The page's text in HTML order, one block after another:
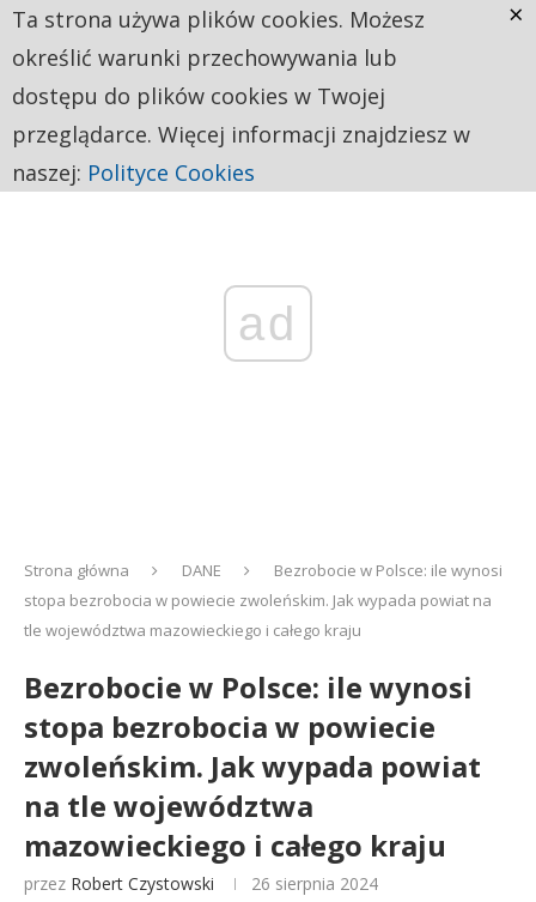
ad
Strona główna DANE
Bezrobocie w Polsce: ile wynosi
stopa bezrobocia w powiecie zwoleńskim. Jak wypada powiat na
tle województwa mazowieckiego i całego kraju
Bezrobocie w Polsce: ile wynosi
stopa bezrobocia w powiecie
zwoleńskim. Jak wypada powiat
na tle województwa
mazowieckiego i całego kraju
przez Robert Czystowski 26 sierpnia 2024
Ta strona używa plików cookies. Możesz
określić warunki przechowywania lub
dostępu do plików cookies w Twojej
przeglądarce. Więcej informacji znajdziesz w
naszej: Polityce Cookies
×